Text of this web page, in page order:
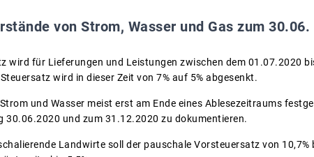
von Strom, Wasser und Gas zum
wird für Lieferungen und Leistungen zwischen dem 01.07.2020
wird in dieser Zeit von 7% auf 5% abgesenkt.
und Wasser meist erst am Ende eines Ablesezeitraums
30.06.2020 und zum 31.12.2020 zu dokumentieren.
Landwirte soll der pauschale Vorsteuersatz von 10,7%